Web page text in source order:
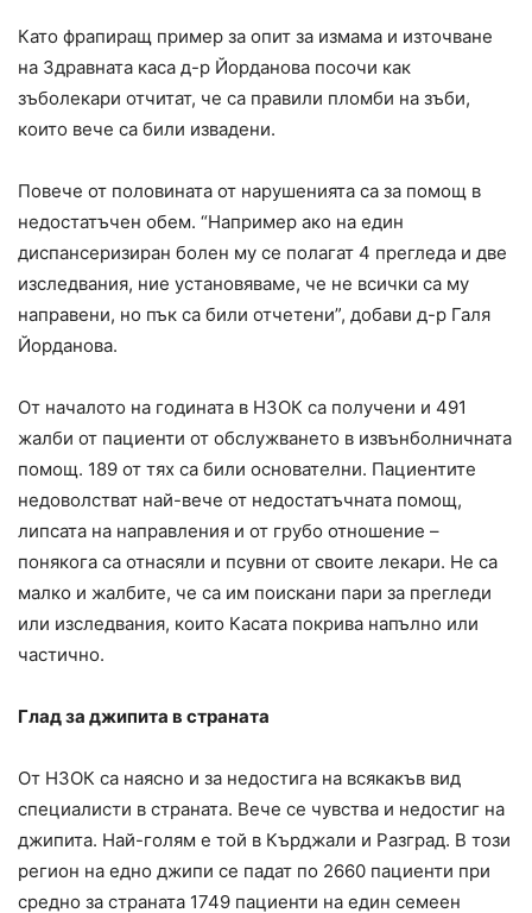
Като фрапиращ пример за опит зa измама и източване
на Здравната каса д-р Йорданова посочи как
зъболекари отчитат, че са правили пломби на зъби,
които вече са били извадени.
Повече от половината от нарушенията са за помощ в
недостатъчен обем. “Например ако на един
диспансеризиран болен му се полагат 4 прегледа и две
изследвания, ние установяваме, че не всички са му
направени, но пък са били отчетени”, добави д-р Галя
Йорданова.
От началото на годината в НЗОК са получени и 491
жалби от пациенти от обслужването в извънболничната
помощ. 189 от тях са били основателни. Пациентите
недоволстват най-вече от недостатъчната помощ,
липсата на направления и от грубо отношение –
понякога са отнасяли и псувни от своите лекари. Не са
малко и жалбите, че са им поискани пари за прегледи
или изследвания, които Касата покрива напълно или
частично.
Глад за джипита в страната
От НЗОК са наясно и за недостига на всякакъв вид
специалисти в страната. Вече се чувства и недостиг на
джипита. Най-голям е той в Кърджали и Разград. В този
регион на едно джипи се падат по 2660 пациенти при
средно за страната 1749 пациенти на един семеен